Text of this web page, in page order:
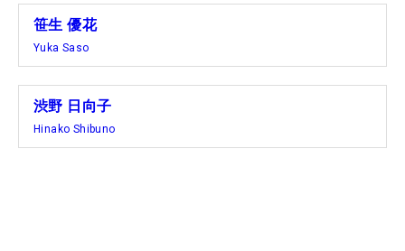
笹生 優花
Yuka Saso
渋野 日向子
Hinako Shibuno